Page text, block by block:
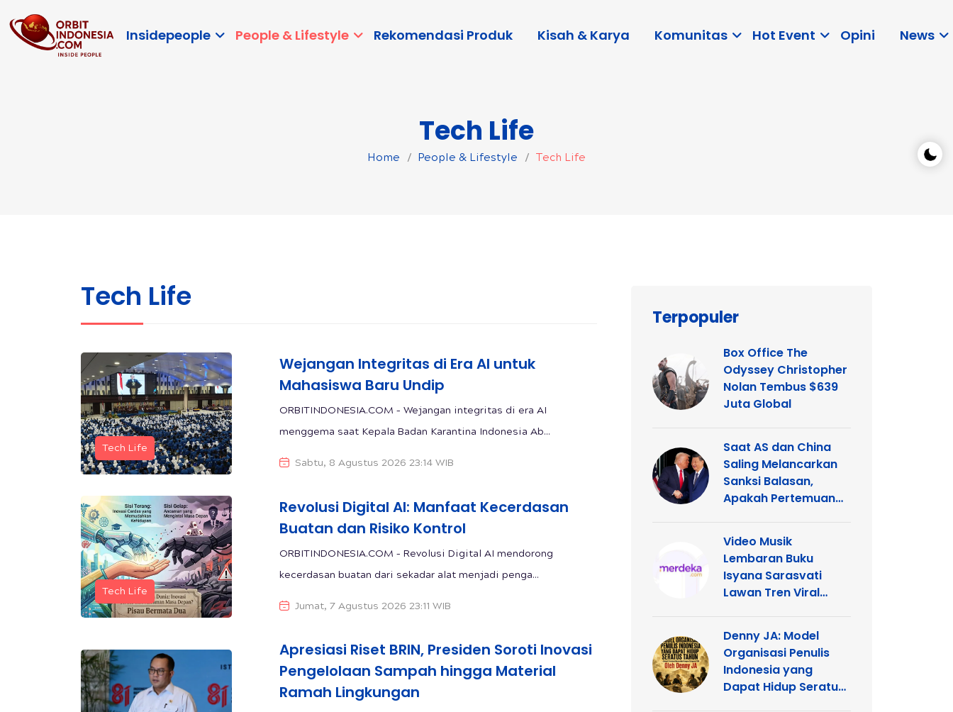
Insidepeople People & Lifestyle Rekomendasi Produk Kisah & Karya Komunitas Hot Event Opini News
Tech Life
Home People & Lifestyle Tech Life
Tech Life
Tech Life
Wejangan Integritas di Era AI untuk
Mahasiswa Baru Undip
ORBITINDONESIA.COM – Wejangan integritas di era AI
menggema saat Kepala Badan Karantina Indonesia Ab...
Sabtu, 8 Agustus 2026 23:14 WIB
Tech Life
Revolusi Digital AI: Manfaat Kecerdasan
Buatan dan Risiko Kontrol
ORBITINDONESIA.COM – Revolusi Digital AI mendorong
kecerdasan buatan dari sekadar alat menjadi penga...
Jumat, 7 Agustus 2026 23:11 WIB
Apresiasi Riset BRIN, Presiden Soroti Inovasi
Pengelolaan Sampah hingga Material
Ramah Lingkungan
Terpopuler
Box Office The
Odyssey Christopher
Nolan Tembus $639
Juta Global
Saat AS dan China
Saling Melancarkan
Sanksi Balasan,
Apakah Pertemuan
Terancam?
Video Musik
Lembaran Buku
Isyana Sarasvati
Lawan Tren Viral
Denny JA: Model
Organisasi Penulis
Indonesia yang
Dapat Hidup Seratus